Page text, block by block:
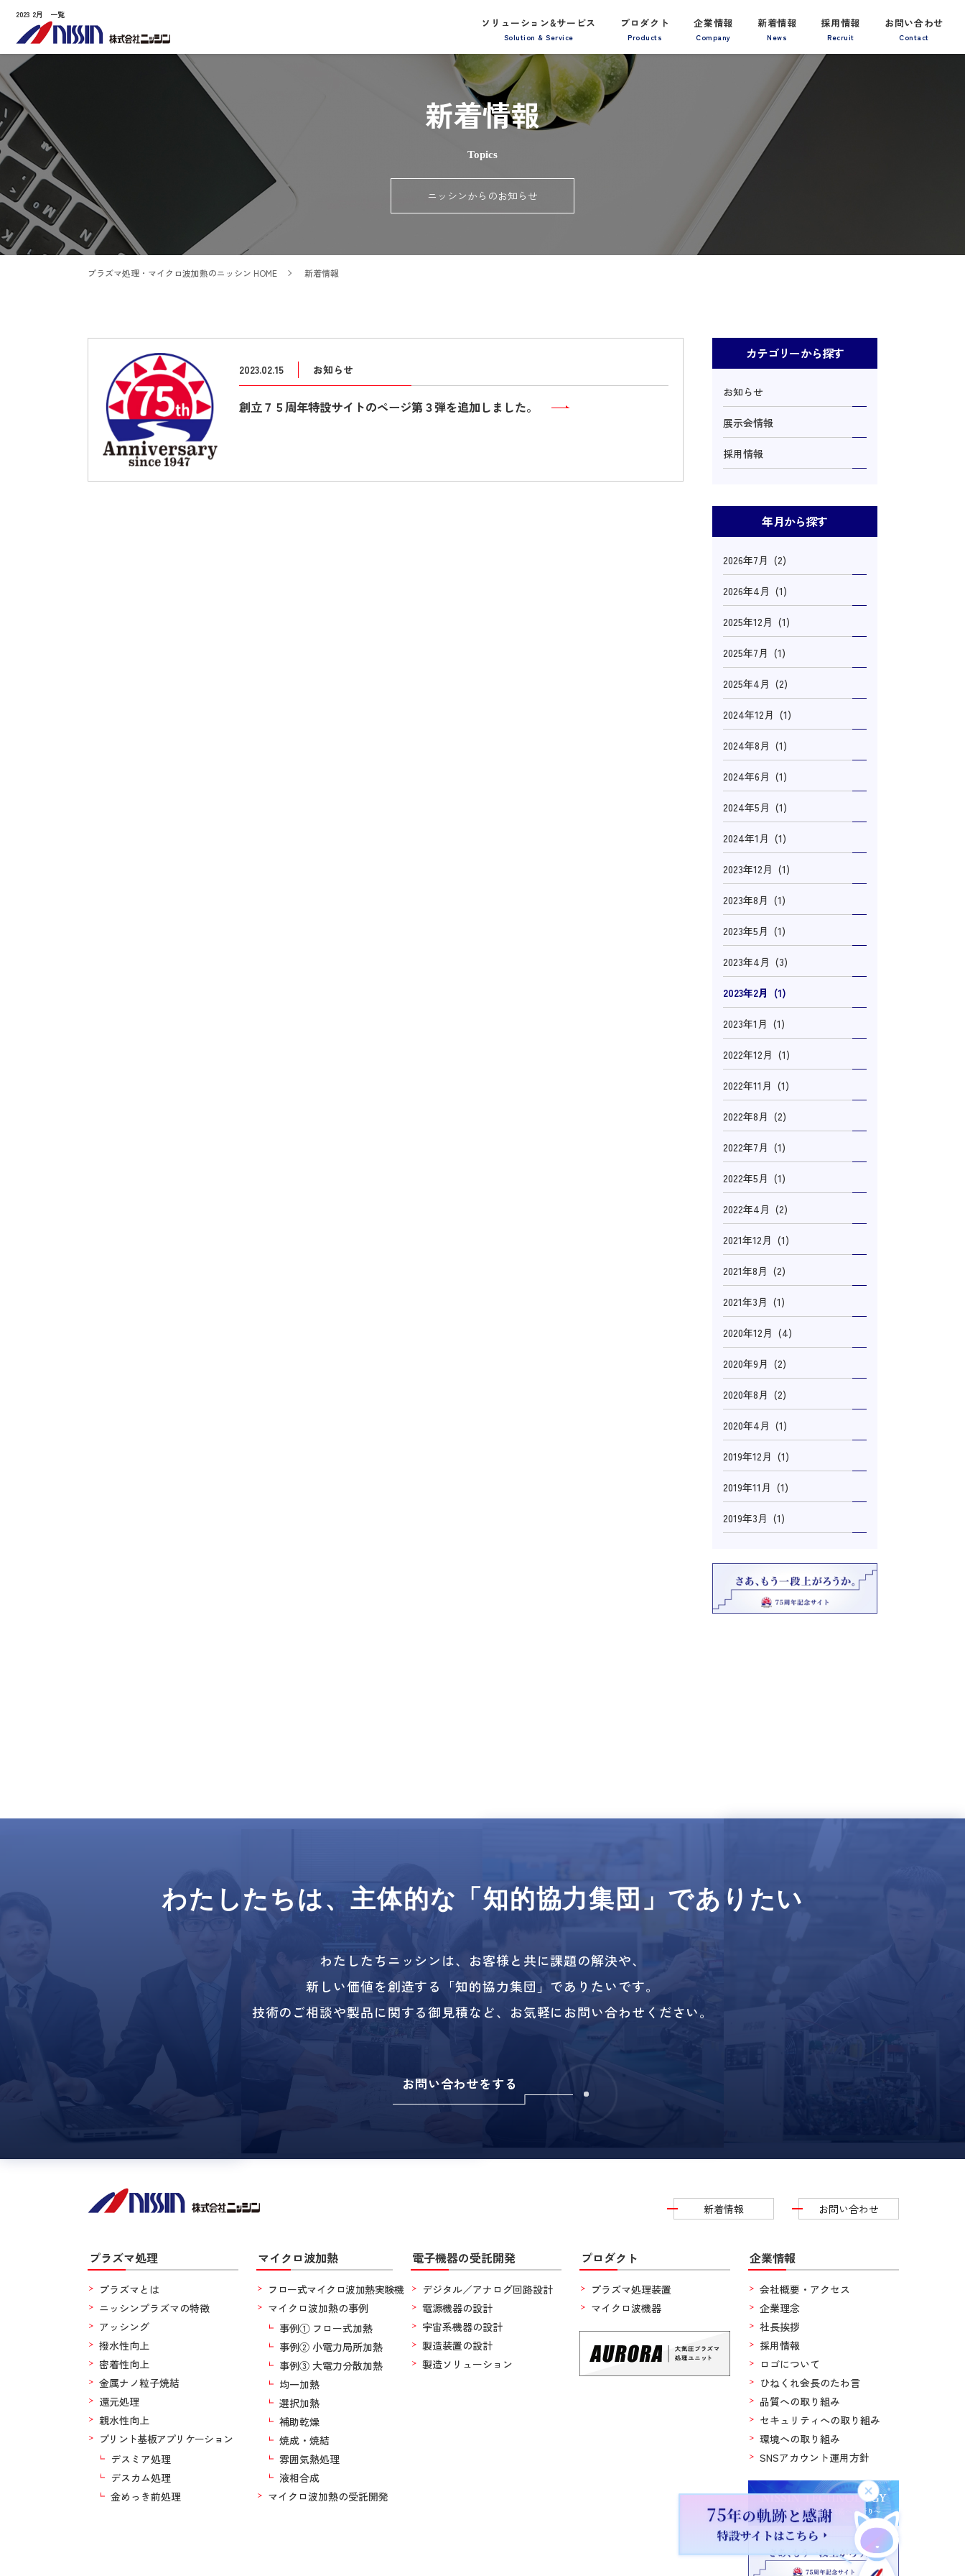
2023 2月 一覧
ソリューション&サービス
Solution & Service
プロダクト
Products
企業情報
Company
新着情報
News
採用情報
Recruit
お問い合わせ
Contact
新着情報
Topics
ニッシンからのお知らせ
プラズマ処理・マイクロ波加熱のニッシン HOME 新着情報
2023.02.15 お知らせ
創立７５周年特設サイトのページ第３弾を追加しました。
カテゴリーから探す
お知らせ
展示会情報
採用情報
年月から探す
2026年7月 (2)
2026年4月 (1)
2025年12月 (1)
2025年7月 (1)
2025年4月 (2)
2024年12月 (1)
2024年8月 (1)
2024年6月 (1)
2024年5月 (1)
2024年1月 (1)
2023年12月 (1)
2023年8月 (1)
2023年5月 (1)
2023年4月 (3)
2023年2月 (1)
2023年1月 (1)
2022年12月 (1)
2022年11月 (1)
2022年8月 (2)
2022年7月 (1)
2022年5月 (1)
2022年4月 (2)
2021年12月 (1)
2021年8月 (2)
2021年3月 (1)
2020年12月 (4)
2020年9月 (2)
2020年8月 (2)
2020年4月 (1)
2019年12月 (1)
2019年11月 (1)
2019年3月 (1)
わたしたちは、主体的な「知的協力集団」でありたい
わたしたちニッシンは、 お客様と共に課題の解決や、
新しい価値を創造する 「知的協力集団」でありたいです。
技術のご相談や製品に関する御見積など、 お気軽にお問い合わせください。
お問い合わせをする
新着情報 お問い合わせ
プラズマ処理
プラズマとは
ニッシンプラズマの特徴
アッシング
撥水性向上
密着性向上
金属ナノ粒子焼結
還元処理
親水性向上
プリント基板アプリケーション
デスミア処理
デスカム処理
金めっき前処理
マイクロ波加熱
フロー式マイクロ波加熱実験機
マイクロ波加熱の事例
事例① フロー式加熱
事例② 小電力局所加熱
事例③ 大電力分散加熱
均一加熱
選択加熱
補助乾燥
焼成・焼結
雰囲気熱処理
液相合成
マイクロ波加熱の受託開発
電子機器の受託開発
デジタル／アナログ回路設計
電源機器の設計
宇宙系機器の設計
製造装置の設計
製造ソリューション
プロダクト
プラズマ処理装置
マイクロ波機器
企業情報
会社概要・アクセス
企業理念
社長挨拶
採用情報
ロゴについて
ひねくれ会長のたわ言
品質への取り組み
セキュリティへの取り組み
環境への取り組み
SNSアカウント運用方針